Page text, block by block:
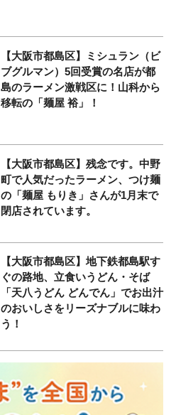
【大阪市都島区】ミシュラン（ビ
ブグルマン）5回受賞の名店が都
島のラーメン激戦区に！山科から
移転の「麺屋 裕」！
【大阪市都島区】残念です。中野
町で人気だったラーメン、つけ麺
の「麺屋 もりき」さんが1月末で
閉店されています。
【大阪市都島区】地下鉄都島駅す
ぐの路地、立食いうどん・そば
「天八うどん どんでん」でお出汁
のおいしさをリーズナブルに味わ
う！